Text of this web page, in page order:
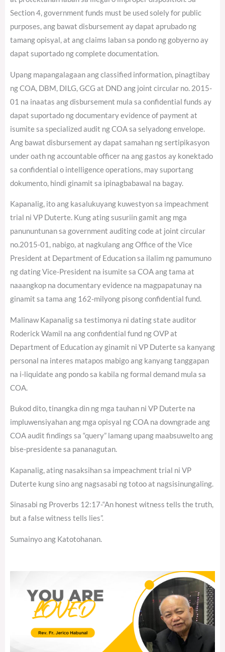
Section 4, government funds must be used solely for public
purposes, ang bawat disbursement ay dapat aprubado ng
tamang opisyal, at ang claims laban sa pondo ng gobyerno ay
dapat suportado ng complete documentation.
Upang mapangalagaan ang classified information, pinagtibay
ng COA, DBM, DILG, GCG at DND ang joint circular no. 2015-
01 na inaatas ang disbursement mula sa confidential funds ay
dapat suportado ng documentary evidence of payment at
isumite sa specialized audit ng COA sa selyadong envelope.
Ang bawat disbursement ay dapat samahan ng sertipikasyon
under oath ng accountable officer na ang gastos ay konektado
sa confidential o intelligence operations, may suportang
dokumento, hindi ginamit sa ipinagbabawal na bagay.
Kapanalig, ito ang kasalukuyang kuwestyon sa impeachment
trial ni VP Duterte. Kung ating susuriin gamit ang mga
panununtunan sa government auditing code at joint circular
no.2015-01, nabigo, at nagkulang ang Office of the Vice
President at Department of Education sa ilalim ng pamumuno
ng dating Vice-President na isumite sa COA ang tama at
naaangkop na documentary evidence na magpapatunay na
ginamit sa tama ang 162-milyong pisong confidential fund.
Malinaw Kapanalig sa testimonya ni dating state auditor
Roderick Wamil na ang confidential fund ng OVP at
Department of Education ay ginamit ni VP Duterte sa kanyang
personal na interes matapos mabigo ang kanyang tanggapan
na i-liquidate ang pondo sa kabila ng formal demand mula sa
COA.
Bukod dito, tinangka din ng mga tauhan ni VP Duterte na
impluwensiyahan ang mga opisyal ng COA na downgrade ang
COA audit findings sa “query” lamang upang maabsuwelto ang
bise-presidente sa pananagutan.
Kapanalig, ating nasaksihan sa impeachment trial ni VP
Duterte kung sino ang nagsasabi ng totoo at nagsisinungaling.
Sinasabi ng Proverbs 12:17-“An honest witness tells the truth,
but a false witness tells lies”.
Sumainyo ang Katotohanan.